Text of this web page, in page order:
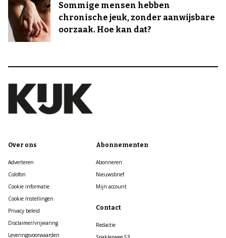
Sommige mensen hebben
chronische jeuk, zonder aanwijsbare
oorzaak. Hoe kan dat?
Over ons
Adverteren
Colofon
Cookie informatie
Cookie Instellingen
Privacy beleid
Disclaimer/vrijwaring
Leveringsvoorwaarden
Abonnementen
Abonneren
Nieuwsbrief
Mijn account
Contact
Redactie